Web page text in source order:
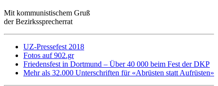
Mit kommunistischem Gruß
der Bezirkssprecherrat
UZ-Pressefest 2018
Fotos auf 902.gr
Friedensfest in Dortmund – Über 40 000 beim Fest der DKP
Mehr als 32.000 Unterschriften für «Abrüsten statt Aufrüsten»